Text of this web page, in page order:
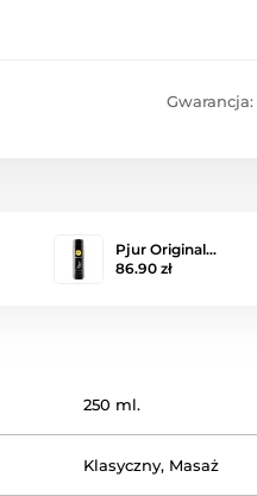
Gwarancja:
Pjur Original…
86.90 zł
250 ml.
Klasyczny, Masaż